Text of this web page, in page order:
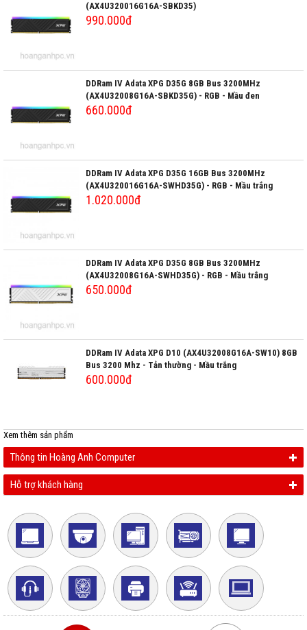
(AX4U320016G16A-SBKD35)
990.000đ
DDRam IV Adata XPG D35G 8GB Bus 3200MHz
(AX4U32008G16A-SBKD35G) - RGB - Mầu đen
660.000đ
DDRam IV Adata XPG D35G 16GB Bus 3200MHz
(AX4U320016G16A-SWHD35G) - RGB - Mầu trắng
1.020.000đ
DDRam IV Adata XPG D35G 8GB Bus 3200MHz
(AX4U32008G16A-SWHD35G) - RGB - Mầu trắng
650.000đ
DDRam IV Adata XPG D10 (AX4U32008G16A-SW10) 8GB
Bus 3200 Mhz - Tản thường - Mầu trắng
600.000đ
Xem thêm sản phẩm
Thông tin Hoàng Anh Computer
Hỗ trợ khách hàng